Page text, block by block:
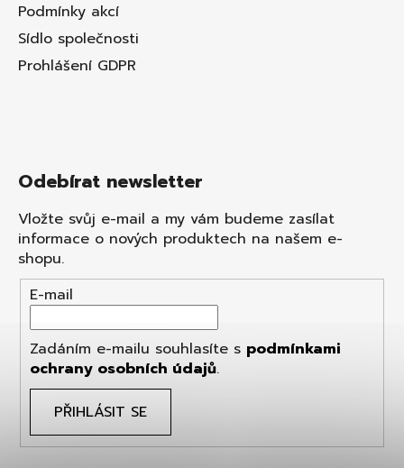
Podmínky akcí
Sídlo společnosti
Prohlášení GDPR
Odebírat newsletter
Vložte svůj e-mail a my vám budeme zasílat
informace o nových produktech na našem e-
shopu.
E-mail
Zadáním e-mailu souhlasíte s podmínkami
ochrany osobních údajů.
PŘIHLÁSIT SE